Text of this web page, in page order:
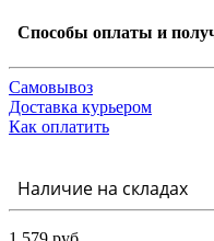
Способы оплаты и
Самовывоз
Доставка курьером
Как оплатить
Наличие на складах